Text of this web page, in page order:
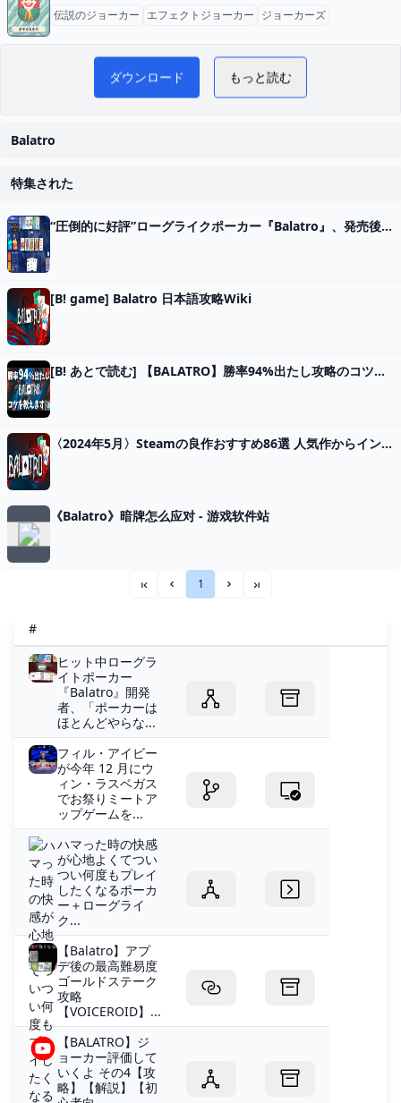
伝説のジョーカー エフェクトジョーカー ジョーカーズ
Balatro 日本語攻略 WiKi
ダウンロード もっと読む
Balatro
特集された
“圧倒的に好評”ローグライクポーカー『Balatro』、発売後3日で売上25万本達成。インフレさせまくりポーカー、口コミ広まりロケットスタート - AUTOMATON
[B! game] Balatro 日本語攻略Wiki
[B! あとで読む] 【BALATRO】勝率94%出たし攻略のコツを語ります【見るだけで上手くなる！】#balatro
〈2024年5月〉Steamの良作おすすめ86選 人気作からインディーズまで - Moovoo(ムーブー)
《Balatro》暗牌怎么应对 - 游戏软件站
«« « 1 » »»
#
ヒット中ローグラ
イトポーカー
『Balatro』開発
者、「ポーカーは
ほとんどやらな...
フィル・アイビー
が今年 12 月にウ
ィン・ラスベガス
でお祭りミートア
ップゲームを...
ハマった時の快感
が心地よくてつい
つい何度もプレイ
したくなるポーカ
ー＋ローグライ
ク...
【Balatro】アプ
デ後の最高難易度
ゴールドステーク
攻略
【VOICEROID】...
【BALATRO】ジ
ョーカー評価して
いくよ その4【攻
略】【解説】【初